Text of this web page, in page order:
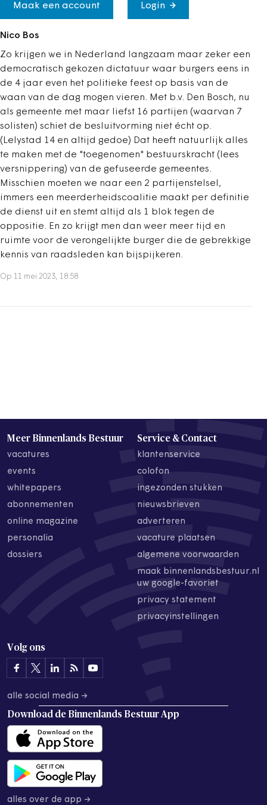
Maak een account Login
Nico Bos
Zo krijgen we in Nederland langzaam maar zeker een
democratisch gekozen dictatuur waar burgers eens in
de 4 jaar even het politieke feest op basis van de
waan van de dag mogen vieren. Met b.v. Den Bosch, nu
als gemeente met maar liefst 16 partijen (waarvan 7
solisten) schiet de besluitvorming niet écht op.
(Lelystad 14 en altijd gedoe) Dat heeft natuurlijk alles
te maken met de "toegenomen" bestuurskracht (lees
versnippering) van de gefuseerde gemeentes.
Misschien moeten we naar een 2 partijenstelsel,
immers een meerderheidscoalitie maakt per definitie
de dienst uit en stemt altijd als 1 blok tegen de
oppositie. En zo krijgt men dan weer meer tijd en
ruimte voor de verongelijkte burger die de gebrekkige
kennis van raadsleden kan bijspijkeren.
Op 11 mei 2023, 18:58
Meer Binnenlands Bestuur
vacatures
events
whitepapers
abonnementen
online magazine
personalia
dossiers
Service & Contact
klantenservice
colofon
ingezonden stukken
nieuwsbrieven
adverteren
vacature plaatsen
algemene voorwaarden
maak binnenlandsbestuur.nl
uw google-favoriet
privacy statement
privacyinstellingen
Volg ons
alle social media →
Download de Binnenlands Bestuur App
alles over de app →